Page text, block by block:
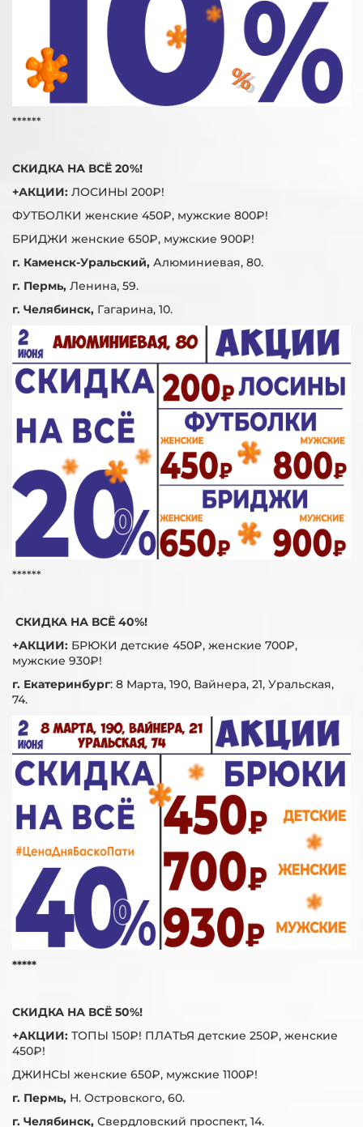
******
СКИДКА НА ВСЁ 20%!
+АКЦИИ: ЛОСИНЫ 200₽!
ФУТБОЛКИ женские 450₽, мужские 800₽!
БРИДЖИ женские 650₽, мужские 900₽!
г. Каменск-Уральский, Алюминиевая, 80.
г. Пермь, Ленина, 59.
г. Челябинск, Гагарина, 10.
******
СКИДКА НА ВСЁ 40%!
+АКЦИИ: БРЮКИ детские 450₽, женские 700₽,
мужские 930₽!
г. Екатеринбург: 8 Марта, 190, Вайнера, 21, Уральская,
74.
*****
СКИДКА НА ВСЁ 50%!
+АКЦИИ: ТОПЫ 150₽! ПЛАТЬЯ детские 250₽, женские
450₽!
ДЖИНСЫ женские 650₽, мужские 1100₽!
г. Пермь, Н. Островского, 60.
г. Челябинск, Свердловский проспект, 14.